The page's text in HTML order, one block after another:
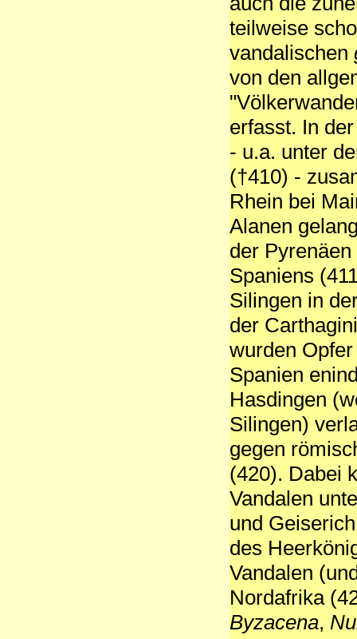
teilweise
vandalischen
von den
erfasst. In
- u.a. unter
(†410) -
Rhein bei
Alanen
der
Spaniens
Silingen in
der
wurden
Spanien
Hasdingen
Silingen)
gegen
(420). Dabei
Vandalen
und
des
Vandalen
Nordafrika
Byzacena,